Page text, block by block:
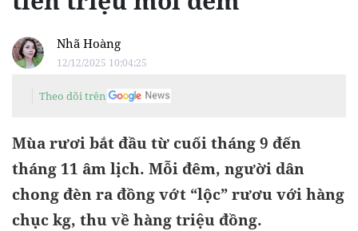
Nhã Hoàng
12/12/2025 10:04:25
Theo dõi trên
Mùa rươi bắt đầu từ cuối tháng 9 đến
tháng 11 âm lịch. Mỗi đêm, người dân
chong đèn ra đồng vớt “lộc” rươu với hàng
chục kg, thu về hàng triệu đồng.